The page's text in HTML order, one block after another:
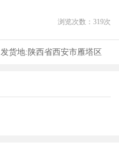
浏览次数： 319次
发货地:陕西省西安市雁塔区